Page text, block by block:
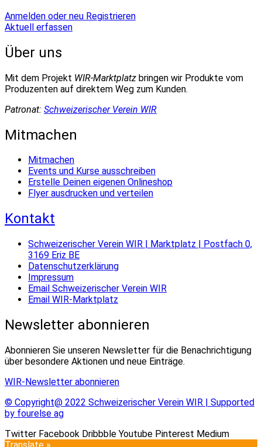
Anmelden oder neu Registrieren
Aktuell erfassen
Über uns
Mit dem Projekt WIR-Marktplatz bringen wir Produkte vom
Produzenten auf direktem Weg zum Kunden.
Patronat: Schweizerischer Verein WIR
Mitmachen
Mitmachen
Events und Kurse ausschreiben
Erstelle Deinen eigenen Onlineshop
Flyer ausdrucken und verteilen
Kontakt
Schweizerischer Verein WIR | Marktplatz | Postfach 0,
3169 Eriz BE
Datenschutzerklärung
Impressum
Email Schweizerischer Verein WIR
Email WIR-Marktplatz
Newsletter abonnieren
Abonnieren Sie unseren Newsletter für die Benachrichtigung
über besondere Aktionen und neue Einträge.
WIR-Newsletter abonnieren
© Copyright@ 2022 Schweizerischer Verein WIR | Supported
by fourelse ag
Twitter Facebook Dribbble Youtube Pinterest Medium